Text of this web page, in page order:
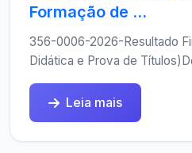
Formação de ...
356-0006-2026-Resultado
Didática e Prova de
Leia mais